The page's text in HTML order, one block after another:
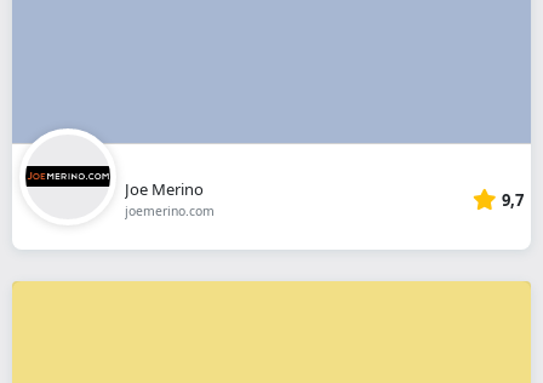
Joe Merino
joemerino.com 9,7